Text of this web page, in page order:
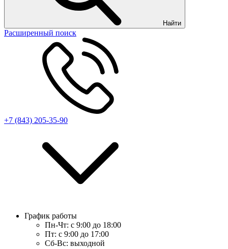
Найти
Расширенный поиск
+7 (843) 205-35-90
График работы
Пн-Чт: с 9:00 до 18:00
Пт: с 9:00 до 17:00
Сб-Вс: выходной